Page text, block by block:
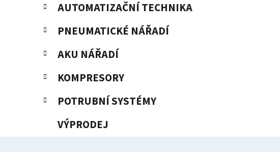
AUTOMATIZAČNÍ TECHNIKA
PNEUMATICKÉ NÁŘADÍ
AKU NÁŘADÍ
KOMPRESORY
POTRUBNÍ SYSTÉMY
VÝPRODEJ